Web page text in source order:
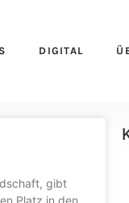
DIGITAL
gibt
Platz in den